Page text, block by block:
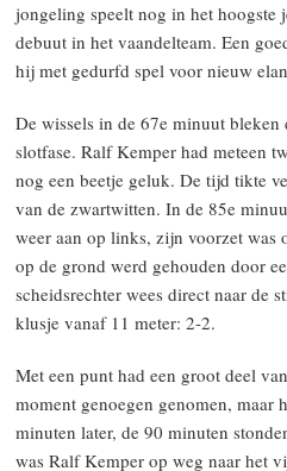
jongeling speelt nog in het hoogste
debuut in het vaandelteam. Een
hij met gedurfd spel voor nieuw
De wissels in de 67e minuut bleken
slotfase. Ralf Kemper had meteen
nog een beetje geluk. De tijd tikte
van de zwartwitten. In de 85e
weer aan op links, zijn voorzet was
op de grond werd gehouden door
scheidsrechter wees direct naar de
klusje vanaf 11 meter: 2-2.
Met een punt had een groot deel
moment genoegen genomen,
minuten later, de 90 minuten
was Ralf Kemper op weg naar het